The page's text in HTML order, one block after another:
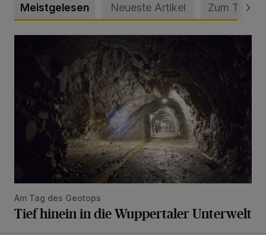
Meistgelesen Neueste Artikel Zum Thema
Am Tag des Geotops
Tief hinein in die Wuppertaler Unterwelt